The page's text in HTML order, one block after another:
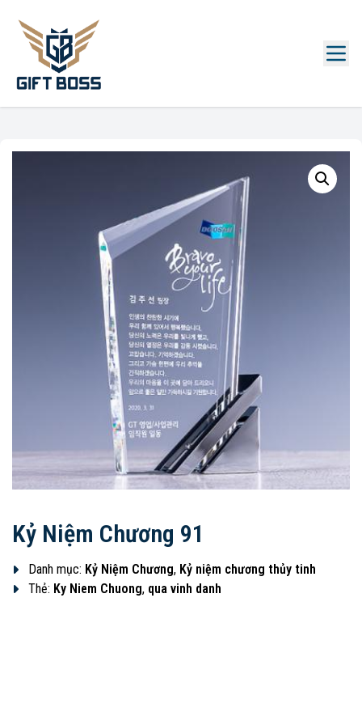
Kỷ Niệm Chương 91
Danh mục: Kỷ Niệm Chương, Kỷ niệm chương thủy tinh
Thẻ: Ky Niem Chuong, qua vinh danh